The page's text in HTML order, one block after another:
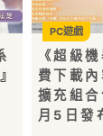
《超級
費下載
擴充組
月5日發
PC遊戲